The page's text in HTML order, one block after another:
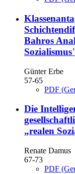
Bahros
Günter Erbe
57-65
PDF
Die
„realen
Renate Damus
67-73
PDF